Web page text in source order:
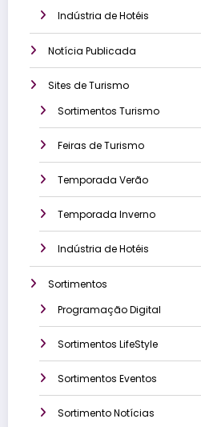
Indústria de Hotéis
Notícia Publicada
Sites de Turismo
Sortimentos Turismo
Feiras de Turismo
Temporada Verão
Temporada Inverno
Indústria de Hotéis
Sortimentos
Programação Digital
Sortimentos LifeStyle
Sortimentos Eventos
Sortimento Notícias